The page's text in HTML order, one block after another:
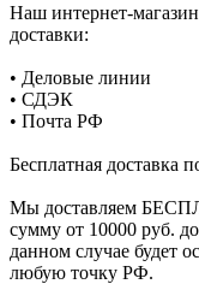
Наш интернет-магазин
доставки:
• Деловые линии
• СДЭК
• Почта РФ
Бесплатная доставка
Мы доставляем
сумму от 10000 руб.
данном случае будет
любую точку РФ.